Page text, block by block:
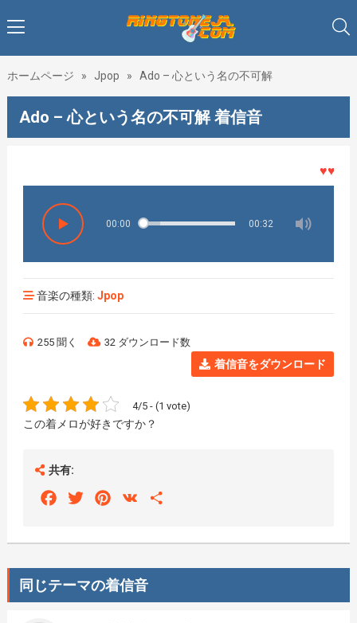
ホームページ » Jpop » Ado – 心という名の不可解
Ado – 心という名の不可解 着信音
♥♥♥着メ
00:00 00:32
音楽の種類: Jpop
255 聞く 32 ダウンロード数
着信音をダウンロード
4/5 - (1 vote)
この着メロが好きですか？
共有:
FacebookTwitterPinterest
VK
同じテーマの着信音